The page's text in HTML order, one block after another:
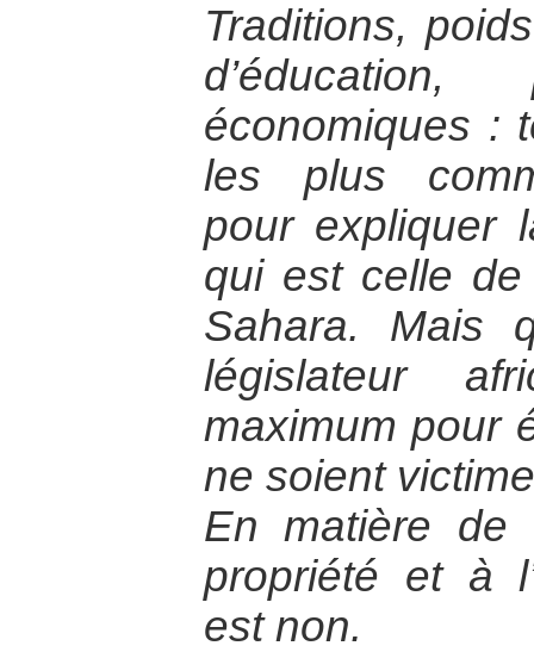
Traditions,
d’éducation,
économiques :
les plus
pour expliquer
qui est celle
Sahara. Mais
législateur
maximum pour
ne soient
En matière
propriété et à
est non.